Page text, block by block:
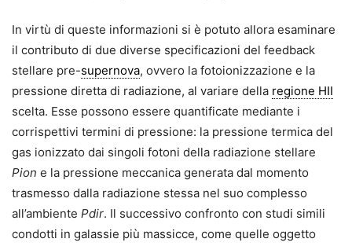
In virtù di queste informazioni si è potuto allora esaminare
il contributo di due diverse specificazioni del feedback
stellare pre-supernova, ovvero la fotoionizzazione e la
pressione diretta di radiazione, al variare della regione HII
scelta. Esse possono essere quantificate mediante i
corrispettivi termini di pressione: la pressione termica del
gas ionizzato dai singoli fotoni della radiazione stellare
Pion e la pressione meccanica generata dal momento
trasmesso dalla radiazione stessa nel suo complesso
all’ambiente Pdir. Il successivo confronto con studi simili
condotti in galassie più massicce, come quelle oggetto